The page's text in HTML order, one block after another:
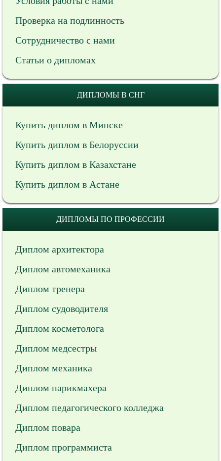
Проверка на подлинность
Сотрудничество с нами
Статьи о дипломах
ДИПЛОМЫ В СНГ
Купить диплом в Минске
Купить диплом в Белоруссии
Купить диплом в Казахстане
Купить диплом в Астане
ДИПЛОМЫ ПО ПРОФЕССИИ
Диплом архитектора
Диплом автомеханика
Диплом тренера
Диплом судоводителя
Диплом косметолога
Диплом медсестры
Диплом механика
Диплом парикмахера
Диплом педагогического колледжа
Диплом повара
Диплом программиста